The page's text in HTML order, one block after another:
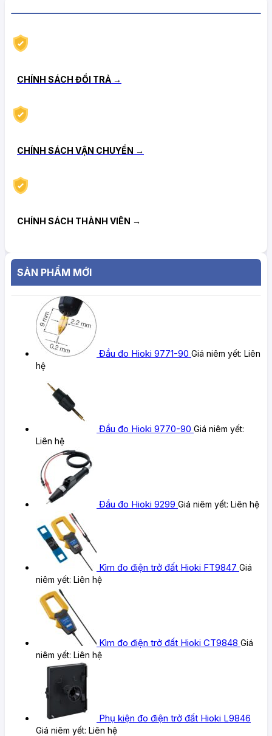
CHÍNH SÁCH ĐỔI TRẢ →
CHÍNH SÁCH VẬN CHUYỂN →
CHÍNH SÁCH THÀNH VIÊN →
SẢN PHẨM MỚI
Đầu đo Hioki 9771-90 Giá niêm yết: Liên
hệ
Đầu đo Hioki 9770-90 Giá niêm yết:
Liên hệ
Đầu đo Hioki 9299 Giá niêm yết: Liên hệ
Kìm đo điện trở đất Hioki FT9847 Giá
niêm yết: Liên hệ
Kìm đo điện trở đất Hioki CT9848 Giá
niêm yết: Liên hệ
Phụ kiện đo điện trở đất Hioki L9846
Giá niêm yết: Liên hệ